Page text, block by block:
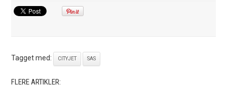
Tagget med: CITYJET SAS
FLERE ARTIKLER: